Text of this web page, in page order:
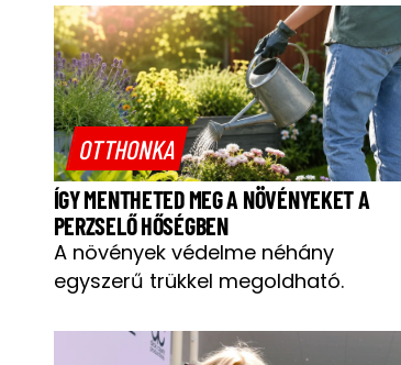
OTTHONKA
ÍGY MENTHETED MEG A NÖVÉNYEKET A
PERZSELŐ HŐSÉGBEN
A növények védelme néhány
egyszerű trükkel megoldható.